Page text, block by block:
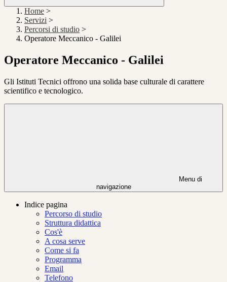
Home >
Servizi >
Percorsi di studio >
Operatore Meccanico - Galilei
Operatore Meccanico - Galilei
Gli Istituti Tecnici offrono una solida base culturale di carattere
scientifico e tecnologico.
Menu di
navigazione
Indice pagina
Percorso di studio
Struttura didattica
Cos'è
A cosa serve
Come si fa
Programma
Email
Telefono